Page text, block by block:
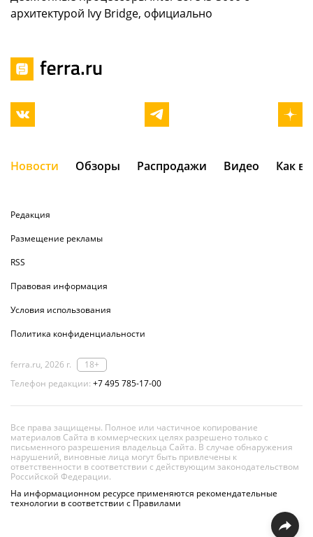
архитектурой Ivy Bridge, официально
Новости Обзоры Распродажи Видео Как
Редакция
Размещение рекламы
RSS
Правовая информация
Условия использования
Политика конфиденциальности
ferra.ru, 2026 г.
18+
Телефон редакции: +7 495 785-17-00
Все права защищены. Полное или частичное копирование
материалов Сайта в коммерческих целях разрешено только с
письменного разрешения владельца Сайта. В случае обнаружения
нарушений, виновные лица могут быть привлечены к
ответственности в соответствии с действующим законодательством
Российской Федерации.
На информационном ресурсе применяются рекомендательные
технологии в соответствии с Правилами